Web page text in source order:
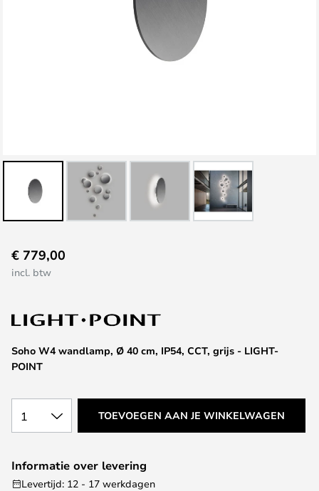
naar
het
van
afbeeldingen-
gallerij
Soho W4 wandlamp, Ø 40 cm, IP54, CCT, grijs - LIGHT-
POINT
€ 779,00
incl. btw
1 TOEVOEGEN AAN JE WINKELWAGEN
Informatie over levering
Levertijd: 12 - 17 werkdagen